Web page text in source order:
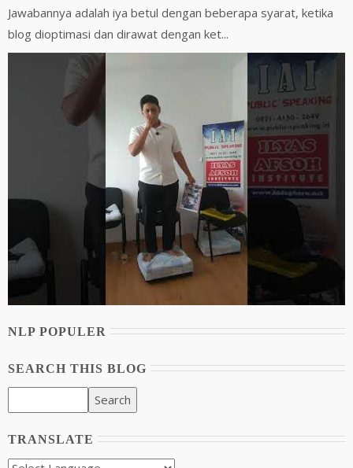
Jawabannya adalah iya betul dengan beberapa syarat, ketika
blog dioptimasi dan dirawat dengan ket...
NLP POPULER
SEARCH THIS BLOG
TRANSLATE